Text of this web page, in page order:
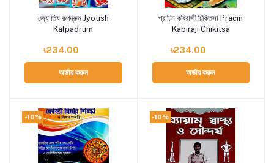
Add to cart
জ্যোতিষ কল্পদ্রুম Jyotish
Kalpadrum
৳234.00
অর্ডার করুন
Add to cart
প্রাচিন কবিরাজী চিকিতসা Pracin
Kabiraji Chikitsa
৳234.00
অর্ডার করুন
-10% -10%